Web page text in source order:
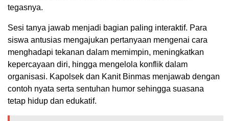
tegasnya.
Sesi tanya jawab menjadi bagian paling interaktif. Para
siswa antusias mengajukan pertanyaan mengenai cara
menghadapi tekanan dalam memimpin, meningkatkan
kepercayaan diri, hingga mengelola konflik dalam
organisasi. Kapolsek dan Kanit Binmas menjawab dengan
contoh nyata serta sentuhan humor sehingga suasana
tetap hidup dan edukatif.